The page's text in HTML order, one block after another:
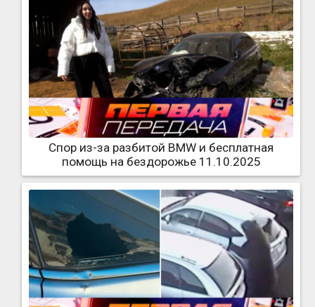
Спор из-за разбитой BMW и бесплатная
помощь на бездорожье 11.10.2025